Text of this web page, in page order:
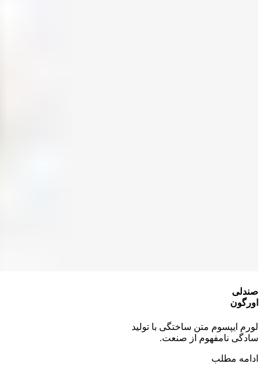
صندلی
اورگون
لورم ایپسوم متن ساختگی با تولید
سادگی نامفهوم از صنعت.
ادامه مطلب